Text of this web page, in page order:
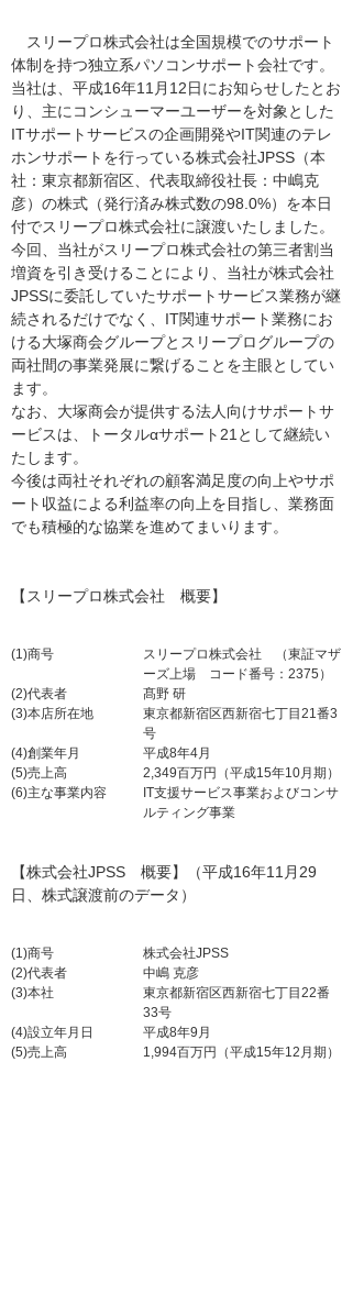
スリープロ株式会社は全国規模でのサポート
体制を持つ独立系パソコンサポート会社です。
当社は、平成16年11月12日にお知らせしたとお
り、主にコンシューマーユーザーを対象とした
ITサポートサービスの企画開発やIT関連のテレ
ホンサポートを行っている株式会社JPSS（本
社：東京都新宿区、代表取締役社長：中嶋克
彦）の株式（発行済み株式数の98.0%）を本日
付でスリープロ株式会社に譲渡いたしました。
今回、当社がスリープロ株式会社の第三者割当
増資を引き受けることにより、当社が株式会社
JPSSに委託していたサポートサービス業務が継
続されるだけでなく、IT関連サポート業務にお
ける大塚商会グループとスリープログループの
両社間の事業発展に繋げることを主眼としてい
ます。
なお、大塚商会が提供する法人向けサポートサ
ービスは、トータルαサポート21として継続い
たします。
今後は両社それぞれの顧客満足度の向上やサポ
ート収益による利益率の向上を目指し、業務面
でも積極的な協業を進めてまいります。
【スリープロ株式会社 概要】
(1)商号
スリープロ株式会社 （東証マザ
ーズ上場 コード番号：2375）
(2)代表者
髙野 研
(3)本店所在地
東京都新宿区西新宿七丁目21番3
号
(4)創業年月
平成8年4月
(5)売上高
2,349百万円（平成15年10月期）
(6)主な事業内容
IT支援サービス事業およびコンサ
ルティング事業
【株式会社JPSS 概要】（平成16年11月29
日、株式譲渡前のデータ）
(1)商号
株式会社JPSS
(2)代表者
中嶋 克彦
(3)本社
東京都新宿区西新宿七丁目22番
33号
(4)設立年月日
平成8年9月
(5)売上高
1,994百万円（平成15年12月期）